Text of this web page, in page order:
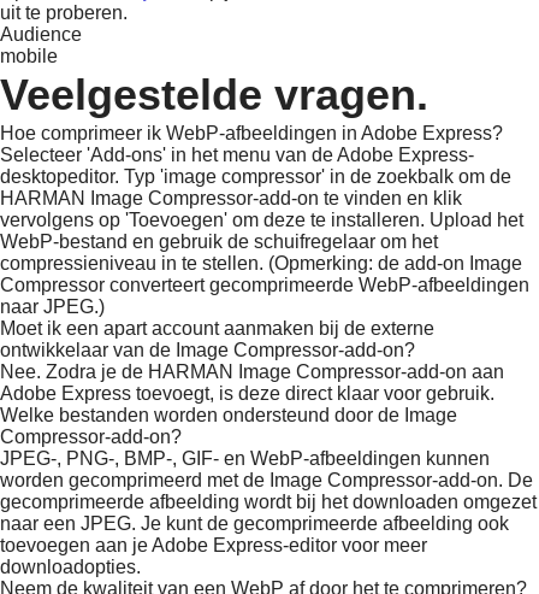
uit te proberen.
Audience
mobile
Veelgestelde vragen.
Hoe comprimeer ik WebP-afbeeldingen in Adobe Express?
Selecteer 'Add-ons' in het menu van de Adobe Express-
desktopeditor. Typ 'image compressor' in de zoekbalk om de
HARMAN Image Compressor-add-on te vinden en klik
vervolgens op 'Toevoegen' om deze te installeren. Upload het
WebP-bestand en gebruik de schuifregelaar om het
compressieniveau in te stellen. (Opmerking: de add-on Image
Compressor converteert gecomprimeerde WebP-afbeeldingen
naar JPEG.)
Moet ik een apart account aanmaken bij de externe
ontwikkelaar van de Image Compressor-add-on?
Nee. Zodra je de HARMAN Image Compressor-add-on aan
Adobe Express toevoegt, is deze direct klaar voor gebruik.
Welke bestanden worden ondersteund door de Image
Compressor-add-on?
JPEG-, PNG-, BMP-, GIF- en WebP-afbeeldingen kunnen
worden gecomprimeerd met de Image Compressor-add-on. De
gecomprimeerde afbeelding wordt bij het downloaden omgezet
naar een JPEG. Je kunt de gecomprimeerde afbeelding ook
toevoegen aan je Adobe Express-editor voor meer
downloadopties.
Neem de kwaliteit van een WebP af door het te comprimeren?